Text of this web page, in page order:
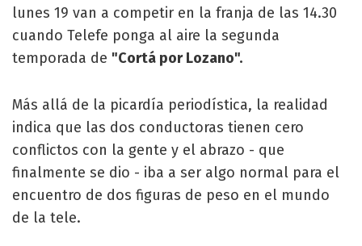
lunes 19 van a competir en la franja de las 14.30
cuando Telefe ponga al aire la segunda
temporada de "Cortá por Lozano".
Más allá de la picardía periodística, la realidad
indica que las dos conductoras tienen cero
conflictos con la gente y el abrazo - que
finalmente se dio - iba a ser algo normal para el
encuentro de dos figuras de peso en el mundo
de la tele.